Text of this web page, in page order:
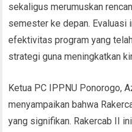
sekaligus merumuskan
semester ke depan. Evaluasi
efektivitas program yang
strategi guna meningkatkan
Ketua PC IPPNU Ponorogo,
menyampaikan bahwa
yang signifikan. Rakercab II